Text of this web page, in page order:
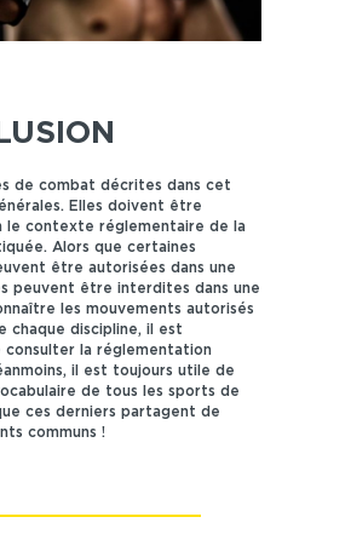
de combat décrites dans cet
Elles doivent être
le contexte réglementaire de la
Alors que certaines
être autorisées dans une
peuvent être interdites dans une
les mouvements autorisés
chaque discipline, il est
consulter la réglementation
il est toujours utile de
de tous les sports de
ces derniers partagent de
communs !